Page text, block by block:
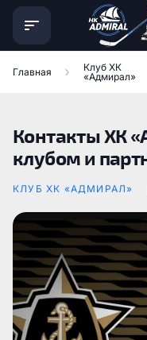
Главная
Клуб ХК
«Адмирал»
Контакты ХК
клубом и
КЛУБ ХК «АДМИРАЛ»